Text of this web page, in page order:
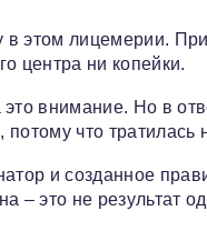
в этом лицемерии.
центра ни копейки.
внимание. Но в
что
и созданное
– это не результат